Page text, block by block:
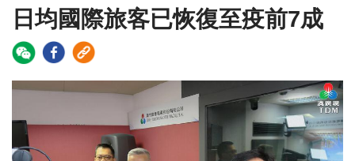
日均國際旅客已恢復至疫前7成